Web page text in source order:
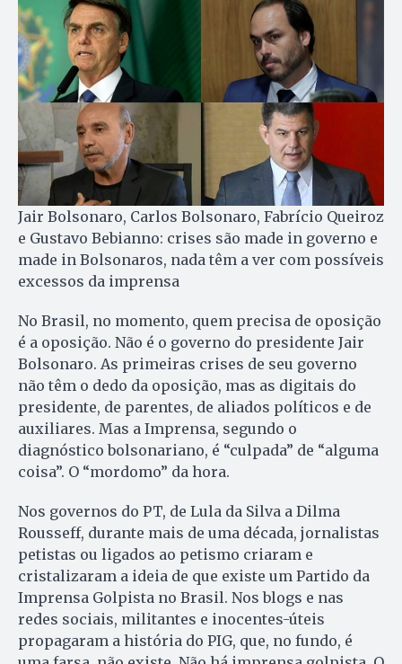
Jair Bolsonaro, Carlos Bolsonaro, Fabrício Queiroz
e Gustavo Bebianno: crises são made in governo e
made in Bolsonaros, nada têm a ver com possíveis
excessos da imprensa
No Brasil, no momento, quem precisa de oposição
é a oposição. Não é o governo do presidente Jair
Bolsonaro. As primeiras crises de seu governo
não têm o dedo da oposição, mas as digitais do
presidente, de parentes, de aliados políticos e de
auxiliares. Mas a Imprensa, segundo o
diagnóstico bolsonariano, é “culpada” de “alguma
coisa”. O “mordomo” da hora.
Nos governos do PT, de Lula da Silva a Dilma
Rousseff, durante mais de uma década, jornalistas
petistas ou ligados ao petismo criaram e
cristalizaram a ideia de que existe um Partido da
Imprensa Golpista no Brasil. Nos blogs e nas
redes sociais, militantes e inocentes-úteis
propagaram a história do PIG, que, no fundo, é